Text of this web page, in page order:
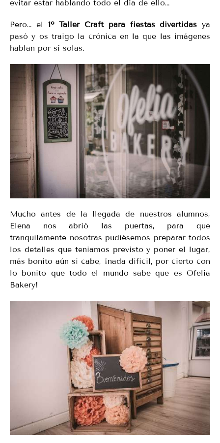
evitar estar hablando todo el día de ello…
Pero… el 1º Taller Craft para fiestas divertidas ya
pasó y os traigo la crónica en la que las imágenes
hablan por sí solas.
Mucho antes de la llegada de nuestros alumnos,
Elena nos abrió las puertas, para que
tranquilamente nosotras pudiésemos preparar todos
los detalles que teniamos previsto y poner el lugar,
más bonito aún si cabe, ¡nada dificil, por cierto con
lo bonito que todo el mundo sabe que es Ofelia
Bakery!